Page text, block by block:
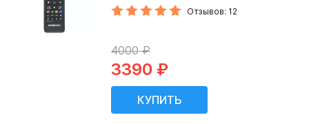
Отзывов: 12
4000 ₽
3390 ₽